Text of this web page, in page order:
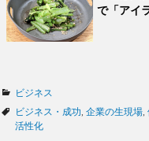
で「アイ
カ
テ
ゴ
ビジネス
タ
グ
ビジネス・成功 企業の生現場
活性化